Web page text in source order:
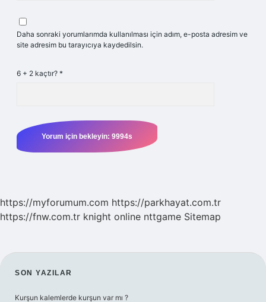
Daha sonraki yorumlarımda kullanılması için adım, e-posta adresim ve
site adresim bu tarayıcıya kaydedilsin.
6 + 2 kaçtır? *
https://myforumum.com https://parkhayat.com.tr
https://fnw.com.tr knight online nttgame Sitemap
SIDEBAR
SON YAZILAR
Kurşun kalemlerde kurşun var mı ?